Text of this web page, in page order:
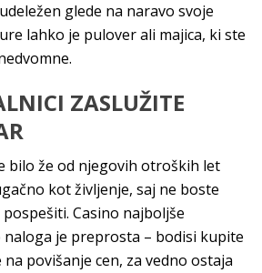
glede na naravo svoje
lahko je pulover ali majica, ki ste
ZASLUŽITE
bilo že od njegovih otroških let
kot življenje, saj ne boste
Casino najboljše
naloga je preprosta – bodisi kupite
povišanje cen, za vedno ostaja